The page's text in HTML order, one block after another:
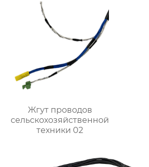
Жгут проводов
сельскохозяйственной
техники 02